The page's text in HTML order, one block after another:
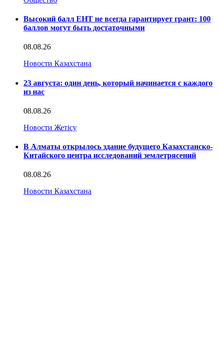
Высокий балл ЕНТ не всегда гарантирует грант: 100
баллов могут быть достаточными
08.08.26
Новости Казахстана
23 августа: один день, который начинается с каждого
из нас
08.08.26
Новости Жетісу
В Алматы открылось здание будущего Казахстанско-
Китайского центра исследований землетрясений
08.08.26
Новости Казахстана